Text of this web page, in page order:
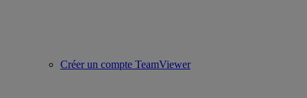
Créer un compte TeamViewer